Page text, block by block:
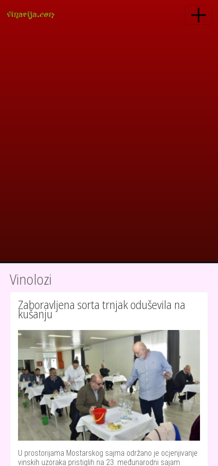
Vinolozi
Zaboravljena sorta trnjak oduševila na
kušanju
U prostorijama Mostarskog sajma održano je ocjenjivanje
vinskih uzoraka pristiglih na 23. međunarodni sajam